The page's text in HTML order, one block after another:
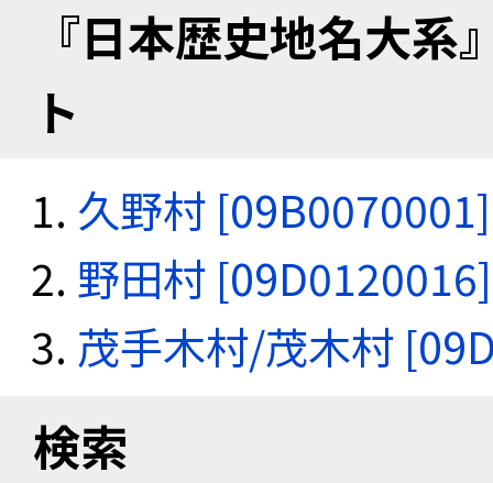
『日本歴史地名大
ト
久野村 [09B0070001]
野田村 [09D0120016]
茂手木村/茂木村
検索